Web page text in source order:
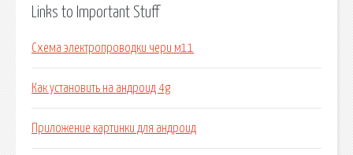
Links to Important Stuff
Схема электропроводки чери м11
Как установить на андроид 4g
Приложение картинки для андроид